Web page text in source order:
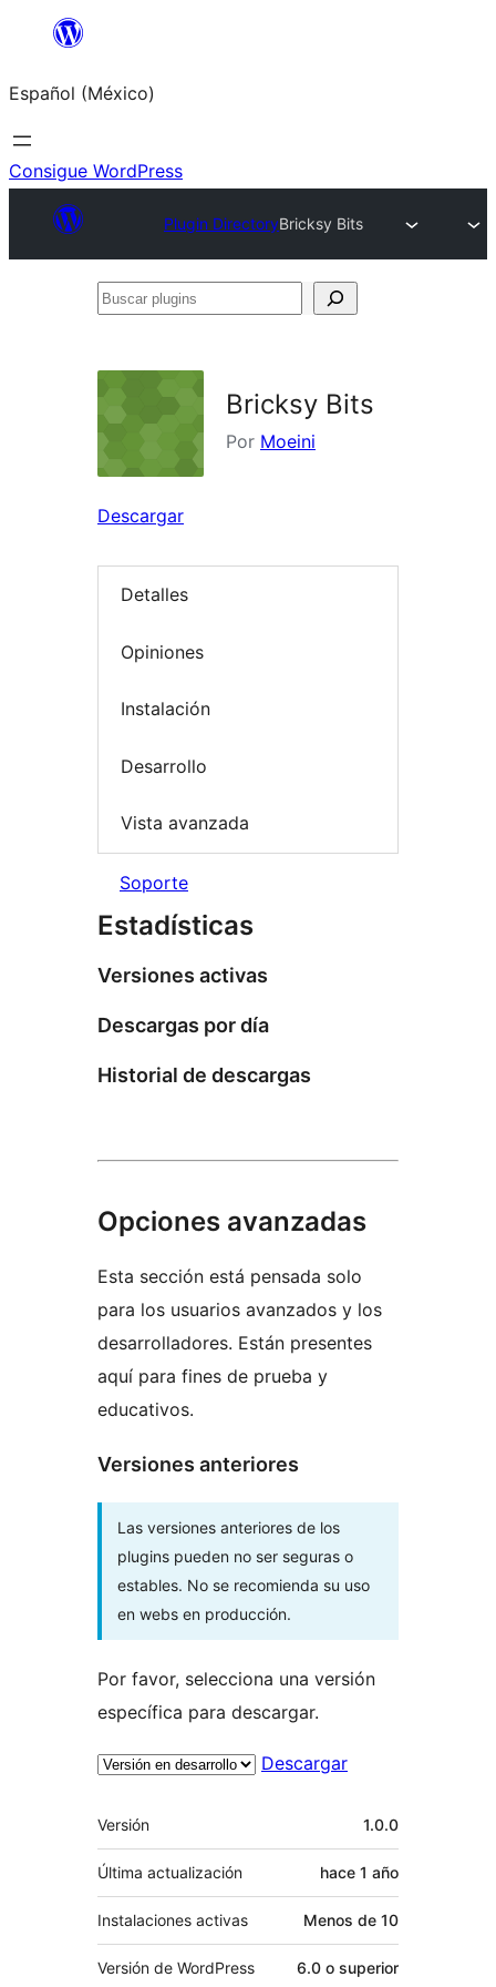
Saltar
contenido
Español (México)
Consigue WordPress
Plugin DirectoryBricksy Bits
Buscar
Bricksy Bits
Por Moeini
Descargar
Detalles
Opiniones
Instalación
Desarrollo
Vista avanzada
Soporte
Estadísticas
Versiones activas
Descargas por día
Historial de descargas
Opciones avanzadas
Esta sección está pensada solo
para los usuarios avanzados y los
desarrolladores. Están presentes
aquí para fines de prueba y
educativos.
Versiones anteriores
Las versiones anteriores de los
plugins pueden no ser seguras o
estables. No se recomienda su uso
en webs en producción.
Por favor, selecciona una versión
específica para descargar.
Descargar
Meta
Versión 1.0.0
Última actualización hace 1 año
Instalaciones activas Menos de 10
Versión de WordPress 6.0 o superior